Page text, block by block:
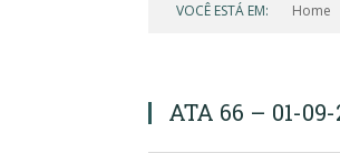
VOCÊ ESTÁ EM: Home
ATA 66 – 01-09-